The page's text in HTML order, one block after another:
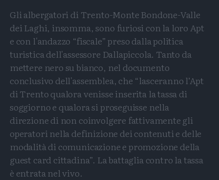
Gli albergatori di Trento-Monte Bondone-Valle
dei Laghi, insomma, sono furiosi con la loro Apt
e con l'andazzo “fiscale” preso dalla politica
turistica dell'assessore Dallapiccola. Tanto da
mettere nero su bianco, nel documento
conclusivo dell'assemblea, che “lasceranno l’Apt
di Trento qualora venisse inserita la tassa di
soggiorno e qualora si proseguisse nella
direzione di non coinvolgere fattivamente gli
operatori nella definizione dei contenuti e delle
modalità di comunicazione e promozione della
guest card cittadina”. La battaglia contro la tassa
è entrata nel vivo.